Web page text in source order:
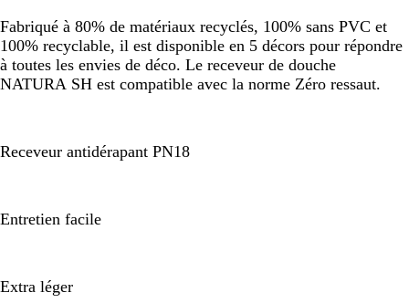
Fabriqué à 80% de matériaux recyclés, 100% sans PVC et
100% recyclable, il est disponible en 5 décors pour répondre
à toutes les envies de déco. Le receveur de douche
NATURA SH est compatible avec la norme Zéro ressaut.
Receveur antidérapant PN18
Entretien facile
Extra léger